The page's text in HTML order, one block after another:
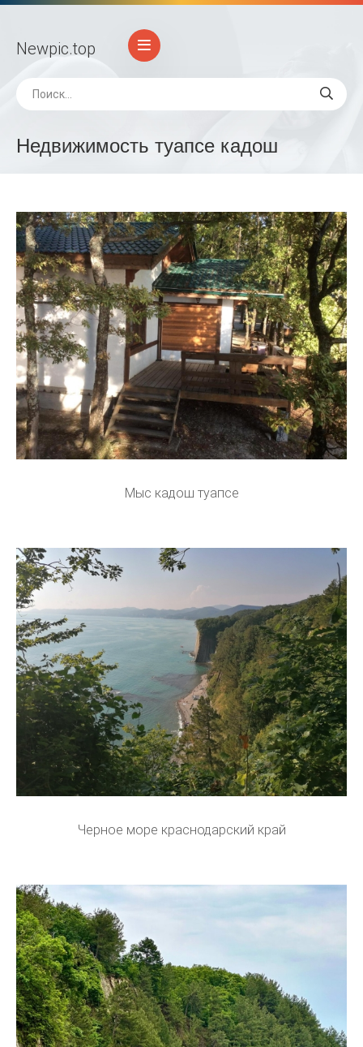
Newpic.top
Недвижимость туапсе кадош
Мыс кадош туапсе
Черное море краснодарский край